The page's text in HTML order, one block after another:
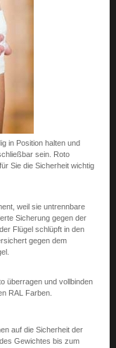
in Position halten und
sein. Roto
Sie die Sicherheit wichtig
weil sie untrennbare
Sicherung gegen der
Flügel schlüpft in den
gegen dem
überragen und vollbinden
RAL Farben.
auf die Sicherheit der
Gewichtes bis zum